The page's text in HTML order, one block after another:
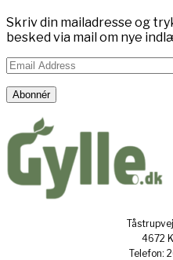
Skriv din mailadresse og
besked via mail om nye
Email
Address
Abonnér
4672
Telefon: